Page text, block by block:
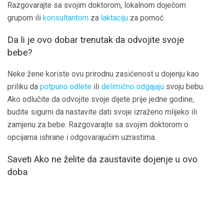
Razgovarajte sa svojim doktorom, lokalnom doječom
grupom ili konsultantom za laktaciju za pomoć.
Da li je ovo dobar trenutak da odvojite svoje
bebe?
Neke žene koriste ovu prirodnu zasićenost u dojenju kao
priliku da potpuno odlete ili delimično odgajaju svoju bebu.
Ako odlučite da odvojite svoje dijete prije jedne godine,
budite sigurni da nastavite dati svoje izraženo mlijeko ili
zamjenu za bebe. Razgovarajte sa svojim doktorom o
opcijama ishrane i odgovarajućim uzrastima.
Saveti Ako ne želite da zaustavite dojenje u ovo
doba